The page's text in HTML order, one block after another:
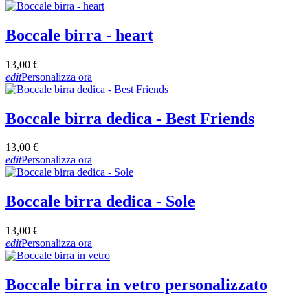
Boccale birra - heart
13,00 €
editPersonalizza ora
Boccale birra dedica - Best Friends
13,00 €
editPersonalizza ora
Boccale birra dedica - Sole
13,00 €
editPersonalizza ora
Boccale birra in vetro personalizzato